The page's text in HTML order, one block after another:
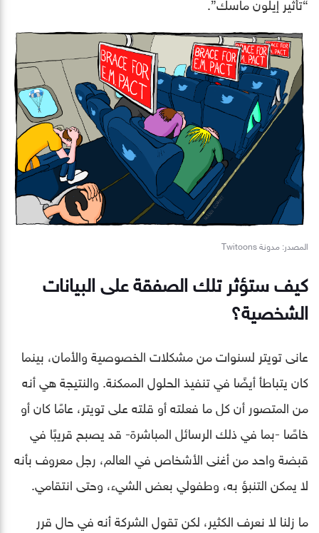
المصدر: مدونة Twitoons
كيف ستؤثر تلك الصفقة على البيانات
الشخصية؟
عانى تويتر لسنوات من مشكلات الخصوصية والأمان، بينما
كان يتباطأ أيضًا في تنفيذ الحلول الممكنة. والنتيجة هي أنه
من المتصور أن كل ما فعلته أو قلته على تويتر، عامًا كان أو
خاصًا -بما في ذلك الرسائل المباشرة- قد يصبح قريبًا في
قبضة واحد من أغنى الأشخاص في العالم، رجل معروف بأنه
لا يمكن التنبؤ به، وطفولي بعض الشيء، وحتى انتقامي.
ما زلنا لا نعرف الكثير، لكن تقول الشركة أنه في حال قرر